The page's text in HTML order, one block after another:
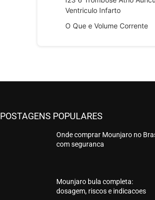
Ventriculo Infarto
O Que e Volume Corrente
POSTAGENS POPULARES
Onde comprar Mounjaro no
com seguranca
Mounjaro bula completa:
dosagem, riscos e indicacoes